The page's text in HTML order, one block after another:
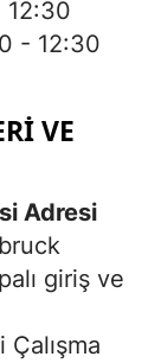
- 12:30
VE
Adresi
giriş ve